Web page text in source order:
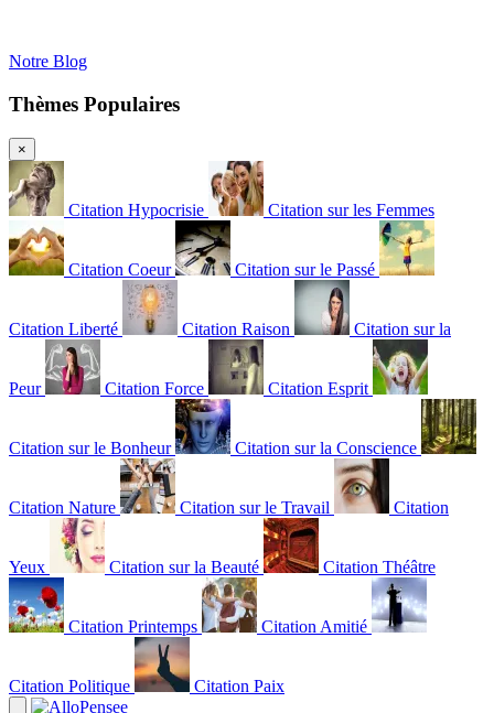
Notre Blog
Thèmes Populaires
×
Citation Hypocrisie Citation sur les Femmes
Citation Coeur Citation sur le Passé
Citation Liberté Citation Raison Citation sur la
Peur Citation Force Citation Esprit
Citation sur le Bonheur Citation sur la Conscience
Citation Nature Citation sur le Travail Citation
Yeux Citation sur la Beauté Citation Théâtre
Citation Printemps Citation Amitié
Citation Politique Citation Paix